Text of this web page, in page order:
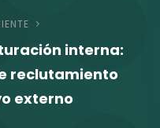
interna:
reclutamiento
externo